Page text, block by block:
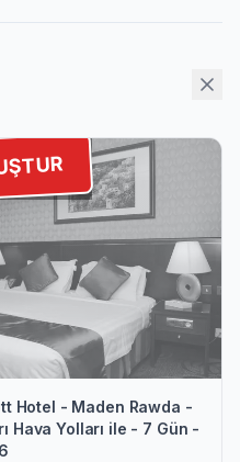
Hotel - Maden Rawda -
Hava Yolları ile - 7 Gün -